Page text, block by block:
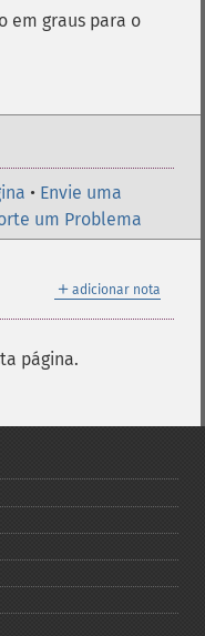
em graus para o
• Envie uma
um Problema
＋ adicionar nota
página.